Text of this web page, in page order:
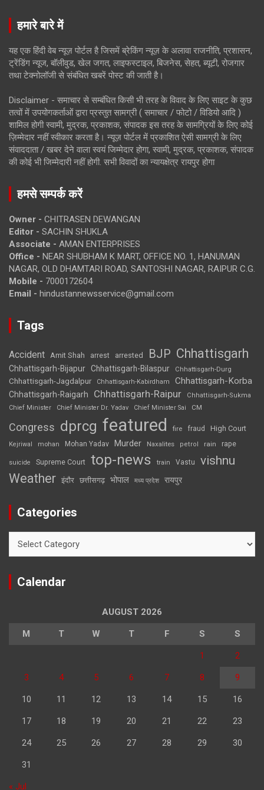
हमारे बारे में
यह एक हिंदी वेब न्यूज़ पोर्टल है जिसमें ब्रेकिंग न्यूज़ के अलावा राजनीति, प्रशासन,
ट्रेंडिंग न्यूज, बॉलीवुड, खेल जगत, लाइफस्टाइल, बिजनेस, सेहत, ब्यूटी, रोजगार
तथा टेक्नोलॉजी से संबंधित खबरें पोस्ट की जाती है।
Disclaimer - समाचार से सम्बंधित किसी भी तरह के विवाद के लिए साइट के कुछ
तत्वों में उपयोगकर्ताओं द्वारा प्रस्तुत सामग्री ( समाचार / फोटो / विडियो आदि )
शामिल होगी स्वामी, मुद्रक, प्रकाशक, संपादक इस तरह के सामग्रियों के लिए कोई
ज़िम्मेदार नहीं स्वीकार करता है। न्यूज़ पोर्टल में प्रकाशित ऐसी सामग्री के लिए
संवाददाता / खबर देने वाला स्वयं जिम्मेदार होगा, स्वामी, मुद्रक, प्रकाशक, संपादक
की कोई भी जिम्मेदारी नहीं होगी. सभी विवादों का न्यायक्षेत्र रायपुर होगा
हमसे सम्पर्क करें
Owner - CHITRASEN DEWANGAN
Editor - SACHIN SHUKLA
Associate - AMAN ENTERPRISES
Office - NEAR SHUBHAM K MART, OFFICE NO. 1, HANUMAN
NAGAR, OLD DHAMTARI ROAD, SANTOSHI NAGAR, RAIPUR C.G.
Mobile - 7000172604
Email - hindustannewsservice@gmail.com
Tags
Accident Amit Shah arrest arrested BJP Chhattisgarh
Chhattisgarh-Bijapur Chhattisgarh-Bilaspur Chhattisgarh-Durg
Chhattisgarh-Jagdalpur Chhattisgarh-Kabirdham Chhattisgarh-Korba
Chhattisgarh-Raigarh Chhattisgarh-Raipur
Chhattisgarh-Sukma
Chief Minister
Chief Minister Dr. Yadav Chief Minister Sai CM
Congress dprcg featured fire fraud High Court
Kejriwal mohan Mohan Yadav Murder Naxalites petrol rain rape
suicide Supreme Court top-news train Vastu vishnu
Weather इंदौर छत्तीसगढ़ भोपाल मध्य प्रदेश रायपुर
Categories
Calendar
AUGUST 2026
M T W T F S S
1 2
3 4 5 6 7 8 9
10 11 12 13 14 15 16
17 18 19 20 21 22 23
24 25 26 27 28 29 30
31
« Jul